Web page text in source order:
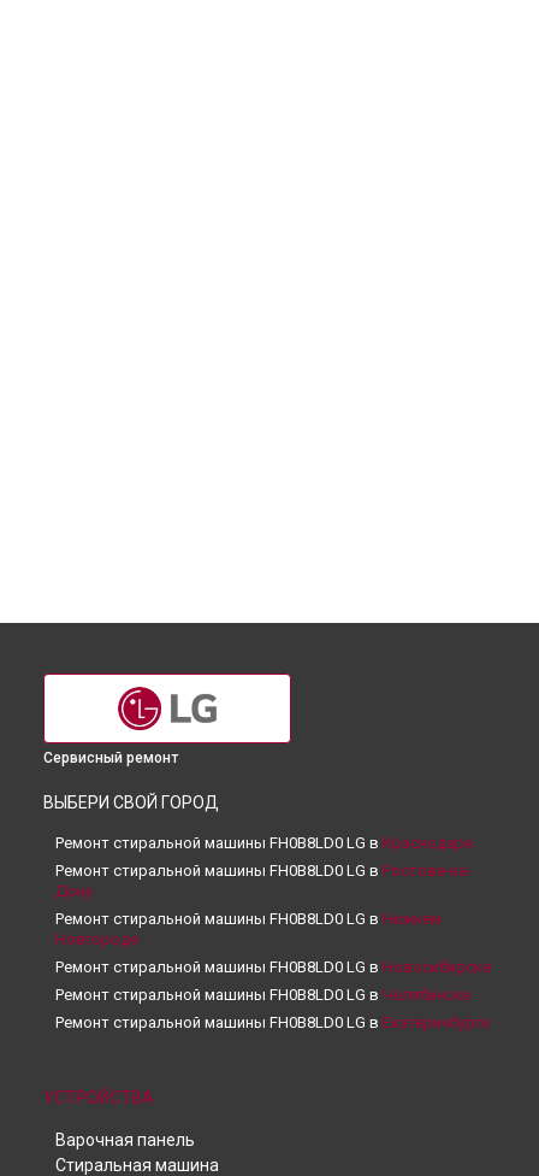
Сервисный ремонт
ВЫБЕРИ СВОЙ ГОРОД
Ремонт стиральной машины FH0B8LD0 LG в Краснодаре
Ремонт стиральной машины FH0B8LD0 LG в Ростове-на-
Дону
Ремонт стиральной машины FH0B8LD0 LG в Нижнем
Новгороде
Ремонт стиральной машины FH0B8LD0 LG в Новосибирске
Ремонт стиральной машины FH0B8LD0 LG в Челябинске
Ремонт стиральной машины FH0B8LD0 LG в Екатеринбурге
Ремонт стиральной машины FH0B8LD0 LG в
Ремонт стиральной машины FH0B8LD0 LG в
Ремонт стиральной машины FH0B8LD0 LG в
УСТРОЙСТВА
Варочная панель
Стиральная машина